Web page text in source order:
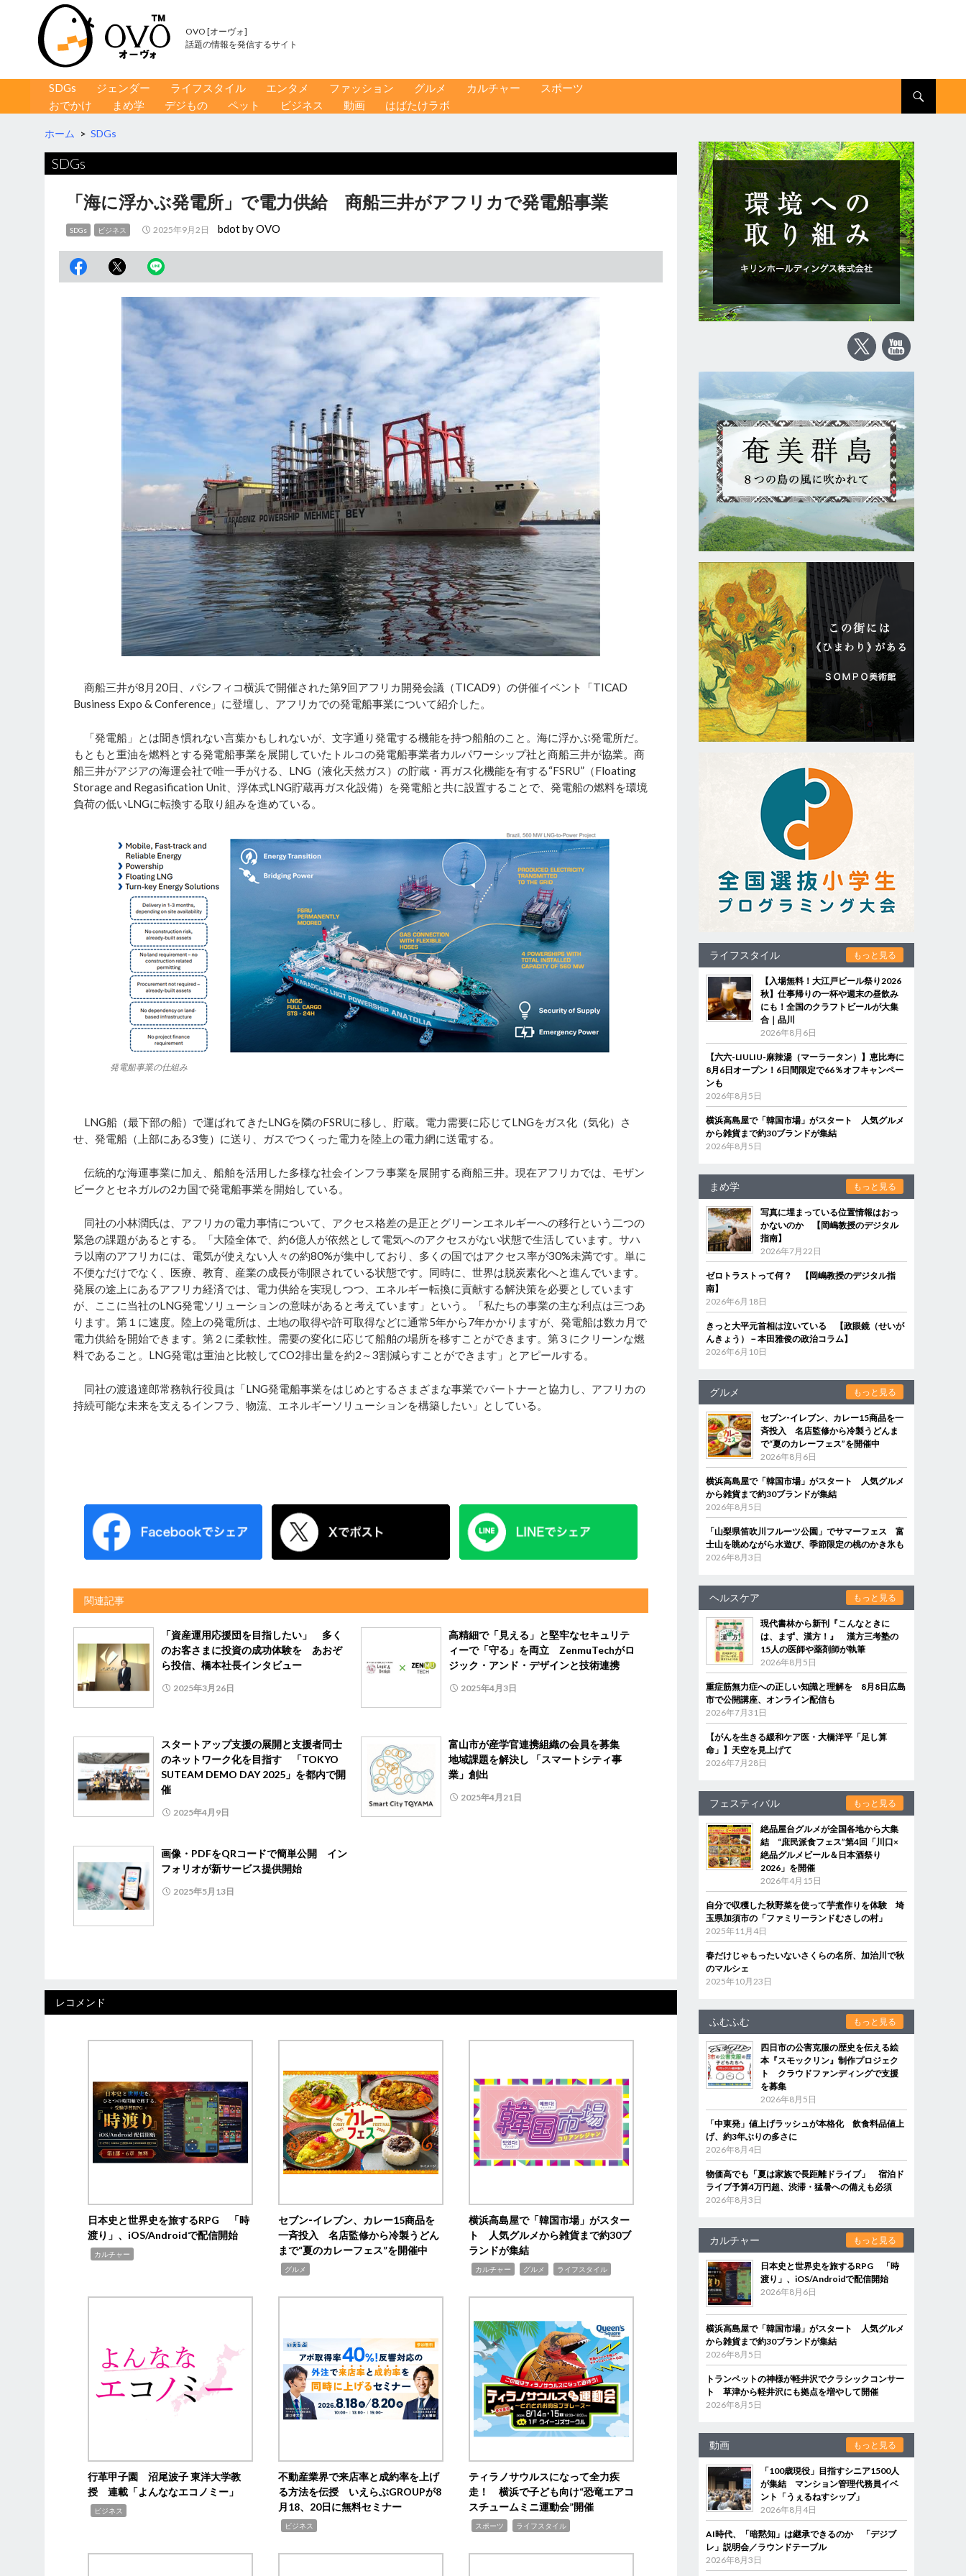
OVO [オーヴォ]
話題の情報を発信するサイト
コンテンツへ移動
SDGs ジェンダー ライフスタイル エンタメ ファッション グルメ カルチャー
スポーツ
おでかけ
まめ学 デジもの ペット ビジネス 動画 はばたけラボ
ホーム > SDGs
SDGs
「海に浮かぶ発電所」で電力供給 商船三井がアフリカで発電船事業
SDGs ビジネス 2025年9月2日 bdot by OVO
商船三井が8月20日、パシフィコ横浜で開催された第9回アフリカ開発会議（TICAD9）の併催イベント「TICAD
Business Expo & Conference」に登壇し、アフリカでの発電船事業について紹介した。
「発電船」とは聞き慣れない言葉かもしれないが、文字通り発電する機能を持つ船舶のこと。海に浮かぶ発電所だ。
もともと重油を燃料とする発電船事業を展開していたトルコの発電船事業者カルパワーシップ社と商船三井が協業。商
船三井がアジアの海運会社で唯一手がける、LNG（液化天然ガス）の貯蔵・再ガス化機能を有する“FSRU”（Floating
Storage and Regasification Unit、浮体式LNG貯蔵再ガス化設備）を発電船と共に設置することで、発電船の燃料を環境
負荷の低いLNGに転換する取り組みを進めている。
発電船事業の仕組み
LNG船（最下部の船）で運ばれてきたLNGを隣のFSRUに移し、貯蔵。電力需要に応じてLNGをガス化（気化）さ
せ、発電船（上部にある3隻）に送り、ガスでつくった電力を陸上の電力網に送電する。
伝統的な海運事業に加え、船舶を活用した多様な社会インフラ事業を展開する商船三井。現在アフリカでは、モザン
ビークとセネガルの2カ国で発電船事業を開始している。
同社の小林潤氏は、アフリカの電力事情について、アクセス格差の是正とグリーンエネルギーへの移行という二つの
緊急の課題があるとする。「大陸全体で、約6億人が依然として電気へのアクセスがない状態で生活しています。サハ
ラ以南のアフリカには、電気が使えない人々の約80%が集中しており、多くの国ではアクセス率が30%未満です。単に
不便なだけでなく、医療、教育、産業の成長が制限されている状態です。同時に、世界は脱炭素化へと進んでいます。
発展の途上にあるアフリカ経済では、電力供給を実現しつつ、エネルギー転換に貢献する解決策を必要としています
が、ここに当社のLNG発電ソリューションの意味があると考えています」という。「私たちの事業の主な利点は三つあ
ります。第１に速度。陸上の発電所は、土地の取得や許可取得などに通常5年から7年かかりますが、発電船は数カ月で
電力供給を開始できます。第２に柔軟性。需要の変化に応じて船舶の場所を移すことができます。第３にクリーンな燃
料であること。LNG発電は重油と比較してCO2排出量を約2～3割減らすことができます」とアピールする。
同社の渡邉達郎常務執行役員は「LNG発電船事業をはじめとするさまざまな事業でパートナーと協力し、アフリカの
持続可能な未来を支えるインフラ、物流、エネルギーソリューションを構築したい」としている。
関連記事
「資産運用応援団を目指したい」 多く
のお客さまに投資の成功体験を あおぞ
ら投信、橋本社長インタビュー
2025年3月26日
高精細で「見える」と堅牢なセキュリテ
ィーで「守る」を両立 ZenmuTechがロ
ジック・アンド・デザインと技術連携
2025年4月3日
スタートアップ支援の展開と支援者同士
のネットワーク化を目指す 「TOKYO
SUTEAM DEMO DAY 2025」を都内で開
催
2025年4月9日
富山市が産学官連携組織の会員を募集
地域課題を解決し 「スマートシティ事
業」創出
2025年4月21日
画像・PDFをQRコードで簡単公開 イン
フォリオが新サービス提供開始
2025年5月13日
レコメンド
日本史と世界史を旅するRPG 「時
渡り」、iOS/Androidで配信開始
カルチャー
セブン‐イレブン、カレー15商品を
一斉投入 名店監修から冷製うどん
まで“夏のカレーフェス”を開催中
グルメ
横浜高島屋で「韓国市場」がスター
ト 人気グルメから雑貨まで約30ブ
ランドが集結
カルチャー グルメ ライフスタイル
行革甲子園 沼尾波子 東洋大学教
授 連載「よんななエコノミー」
ビジネス
不動産業界で来店率と成約率を上げ
る方法を伝授 いえらぶGROUPが8
月18、20日に無料セミナー
ビジネス
ティラノサウルスになって全力疾
走！ 横浜で子ども向け“恐竜エアコ
スチュームミニ運動会”開催
スポーツ ライフスタイル
ライフスタイル もっと見る
【入場無料！大江戸ビール祭り2026
秋】仕事帰りの一杯や週末の昼飲み
にも！全国のクラフトビールが大集
合｜品川
2026年8月6日
【六六-LIULIU-麻辣湯（マーラータン）】恵比寿に
8月6日オープン！6日間限定で66％オフキャンペー
ンも
2026年8月5日
横浜高島屋で「韓国市場」がスタート 人気グルメ
から雑貨まで約30ブランドが集結
2026年8月5日
まめ学 もっと見る
写真に埋まっている位置情報はおっ
かないのか 【岡嶋教授のデジタル
指南】
2026年7月22日
ゼロトラストって何？ 【岡嶋教授のデジタル指
南】
2026年6月18日
きっと大平元首相は泣いている 【政眼鏡（せいが
んきょう）－本田雅俊の政治コラム】
2026年6月10日
グルメ もっと見る
セブン‐イレブン、カレー15商品を一
斉投入 名店監修から冷製うどんま
で“夏のカレーフェス”を開催中
2026年8月6日
横浜高島屋で「韓国市場」がスタート 人気グルメ
から雑貨まで約30ブランドが集結
2026年8月5日
「山梨県笛吹川フルーツ公園」でサマーフェス 富
士山を眺めながら水遊び、季節限定の桃のかき氷も
2026年8月3日
ヘルスケア もっと見る
現代書林から新刊『こんなときに
は、まず、漢方！』 漢方三考塾の
15人の医師や薬剤師が執筆
2026年8月5日
重症筋無力症への正しい知識と理解を 8月8日広島
市で公開講座、オンライン配信も
2026年7月31日
【がんを生きる緩和ケア医・大橋洋平「足し算
命」】天空を見上げて
2026年7月28日
フェスティバル もっと見る
絶品屋台グルメが全国各地から大集
結 “庶民派食フェス”第4回「川口×
絶品グルメビール＆日本酒祭り
2026」を開催
2026年4月15日
自分で収穫した秋野菜を使って芋煮作りを体験 埼
玉県加須市の「ファミリーランドむさしの村」
2025年11月4日
春だけじゃもったいないさくらの名所、加治川で秋
のマルシェ
2025年10月23日
ふむふむ もっと見る
四日市の公害克服の歴史を伝える絵
本『スモックリン』制作プロジェク
ト クラウドファンディングで支援
を募集
2026年8月5日
「中東発」値上げラッシュが本格化 飲食料品値上
げ、約3年ぶりの多さに
2026年8月4日
物価高でも「夏は家族で長距離ドライブ」 宿泊ド
ライブ予算4万円超、渋滞・猛暑への備えも必須
2026年8月3日
カルチャー もっと見る
日本史と世界史を旅するRPG 「時
渡り」、iOS/Androidで配信開始
2026年8月6日
横浜高島屋で「韓国市場」がスタート 人気グルメ
から雑貨まで約30ブランドが集結
2026年8月5日
トランペットの神様が軽井沢でクラシックコンサー
ト 草津から軽井沢にも拠点を増やして開催
2026年8月5日
動画 もっと見る
「100歳現役」目指すシニア1500人
が集結 マンション管理代務員イベ
ント「うぇるねすシップ」
2026年8月4日
AI時代、「暗黙知」は継承できるのか 「デジブ
レ」説明会／ラウンドテーブル
2026年8月3日